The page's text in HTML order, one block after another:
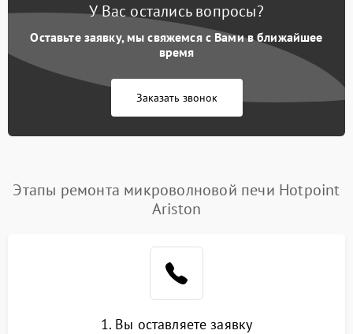
У Вас остались вопросы?
Оставьте заявку, мы свяжемся с Вами в ближайшее
время
Заказать звонок
Этапы ремонта микроволновой печи Hotpoint
Ariston
1. Вы оставляете заявку